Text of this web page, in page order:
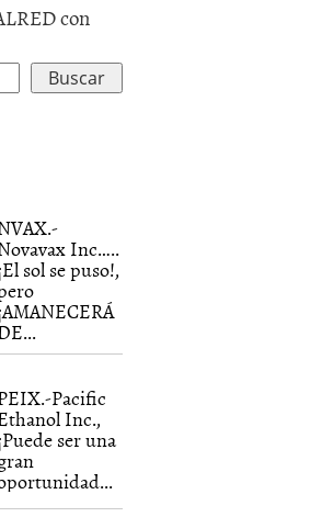
con
Inc…..
¡El sol se puso!,
Pacific
Inc.,
¡Puede ser una